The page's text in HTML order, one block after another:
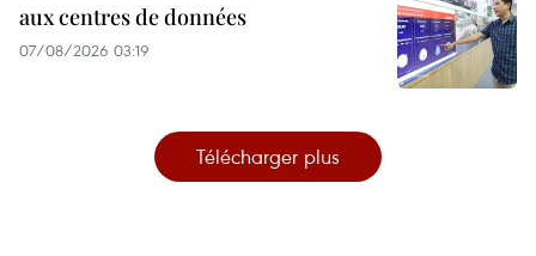
aux centres de données
07/08/2026 03:19
Télécharger plus